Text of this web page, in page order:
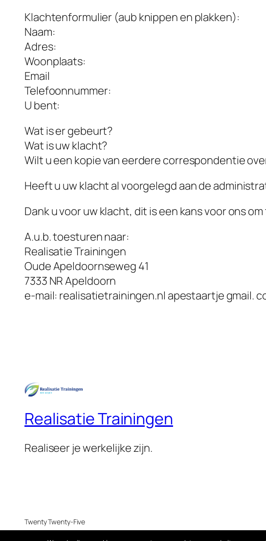
Klachtenformulier (aub knippen en plakken):
Naam:
Adres:
Woonplaats:
Email
Telefoonnummer:
U bent:
Wat is er gebeurt?
Wat is uw klacht?
Wilt u een kopie van eerdere correspondentie
Heeft u uw klacht al voorgelegd aan de
Dank u voor uw klacht, dit is een kans voor ons
A.u.b. toesturen naar:
Realisatie Trainingen
Oude Apeldoornseweg 41
7333 NR Apeldoorn
e-mail: realisatietrainingen.nl apestaartje gmail.
Realisatie Trainingen
Realiseer je werkelijke zijn.
Twenty Twenty-Five